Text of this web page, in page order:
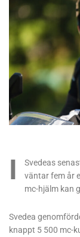
I
Svedeas
väntar fem år
mc-hjälm kan
Svedea
knappt 5 500 mc-